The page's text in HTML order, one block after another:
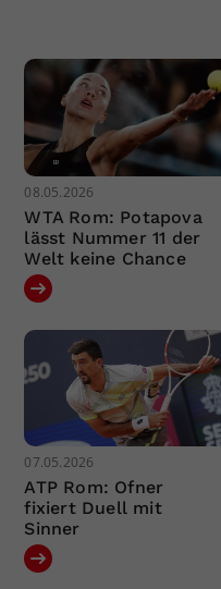
08.05.2026
WTA Rom: Potapova
lässt Nummer 11 der
Welt keine Chance
07.05.2026
ATP Rom: Ofner
fixiert Duell mit
Sinner